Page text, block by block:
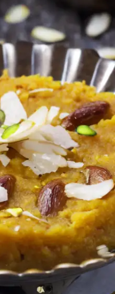
हलवा
स्वाद में बेहतरीन होता है। इसे
पानी से बना सकते हैं।